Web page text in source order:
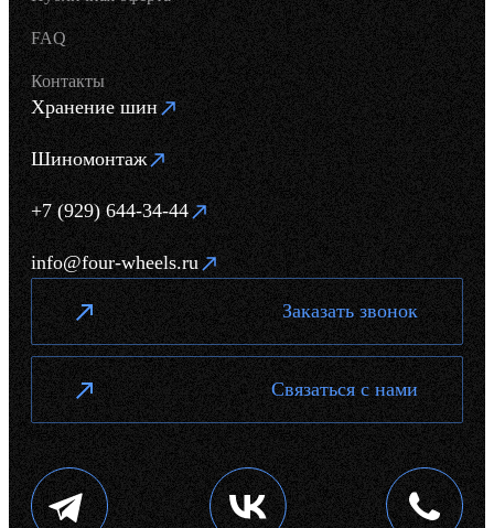
FAQ
Контакты
Хранение шин
Шиномонтаж
+7 (929) 644-34-44
info@four-wheels.ru
Заказать звонок
Связаться с нами